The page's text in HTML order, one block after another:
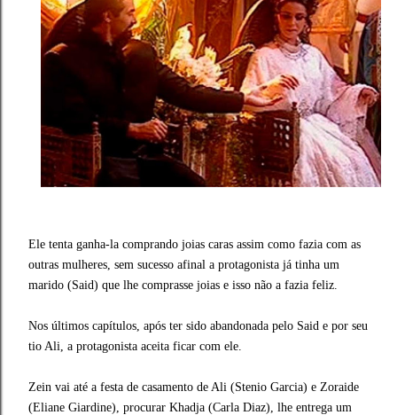
Ele tenta ganha-la comprando joias caras assim como fazia com as
outras mulheres, sem sucesso afinal a protagonista já tinha um
marido (Said) que lhe comprasse joias e isso não a fazia feliz.
Nos últimos capítulos, após ter sido abandonada pelo Said e por seu
tio Ali, a protagonista aceita ficar com ele.
Zein vai até a festa de casamento de Ali (Stenio Garcia) e Zoraide
(Eliane Giardine), procurar Khadja (Carla Diaz), lhe entrega um